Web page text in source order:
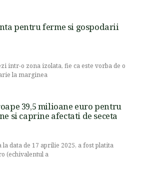
pentru ferme si gospodarii
intr-o zona izolata, fie ca este vorba de o
la marginea
39,5 milioane euro pentru
si caprine afectati de seceta
la data de 17 aprilie 2025, a fost platita
(echivalentul a